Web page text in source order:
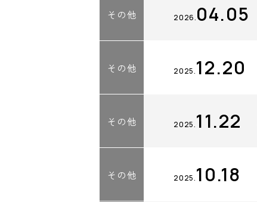
その他 2026.04.05
その他 2025.12.20
その他 2025.11.22
その他 2025.10.18